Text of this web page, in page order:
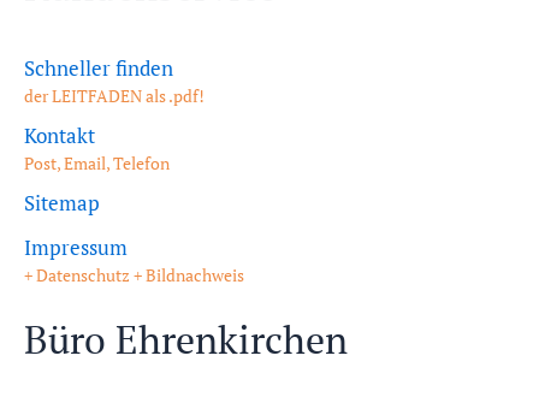
Schneller finden
der LEITFADEN als .pdf!
Kontakt
Post, Email, Telefon
Sitemap
Impressum
+ Datenschutz + Bildnachweis
Büro Ehrenkirchen